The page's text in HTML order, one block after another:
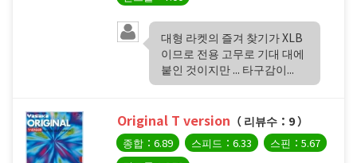
대형 라켓의 즐겨 찾기가 XLB
이므로 전용 고무로 기대 대에
붙인 것이지만 ... 타구감이...
Original T version （ 리뷰수：9 ）
종합：6.89 스피드：6.33
스핀：5.67